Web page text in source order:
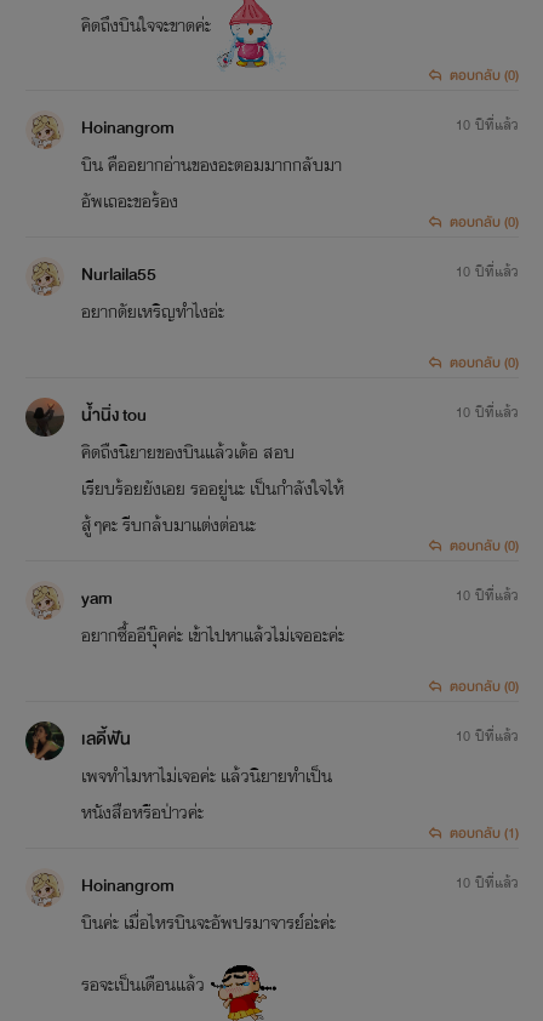
คิดถึงบินใจจะขาดค่ะ
ตอบกลับ (0)
Hoinangrom
บิน คืออยากอ่านของอะตอมมากกลับมา
อัพเถอะขอร้อง
10 ปีที่แล้ว
ตอบกลับ (0)
Nurlaila55
อยากดัยเหริญทำไงอ่ะ
10 ปีที่แล้ว
ตอบกลับ (0)
น้ำนิ่ง tou
คิดถืงนิยายของบินแล้วเด้อ สอบ
เรียบร้อยยังเอย รออยู่นะ เป็นกำลังใจไห้
สู้ๆคะ รีบกล้บมาแต่งต่อนะ
10 ปีที่แล้ว
ตอบกลับ (0)
yam
อยากซื้ออีบุ๊คค่ะ เข้าไปหาแล้วไม่เจออะค่ะ
10 ปีที่แล้ว
ตอบกลับ (0)
เลดี้ฟัน
เพจทำไมหาไม่เจอค่ะ แล้วนิยายทำเป็น
หนังสือหรือป่าวค่ะ
10 ปีที่แล้ว
ตอบกลับ (1)
Hoinangrom
บินค่ะ เมื่อไหรบินจะอัพปรมาจารย์อ่ะค่ะ
รอจะเป็นเดือนแล้ว
10 ปีที่แล้ว